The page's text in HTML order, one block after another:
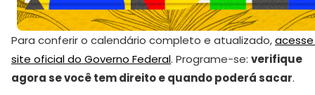
Para conferir o calendário completo e atualizado,
site oficial do Governo Federal. Programe-se: verifique
agora se você tem direito e quando poderá sacar.